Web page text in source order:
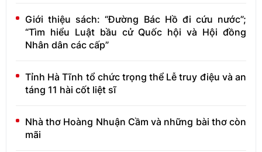
Giới thiệu sách: “Đường Bác Hồ đi cứu nước”;
“Tìm hiểu Luật bầu cử Quốc hội và Hội đồng
Nhân dân các cấp”
Tỉnh Hà Tĩnh tổ chức trọng thể Lễ truy điệu và an
táng 11 hài cốt liệt sĩ
Nhà thơ Hoàng Nhuận Cầm và những bài thơ còn
mãi